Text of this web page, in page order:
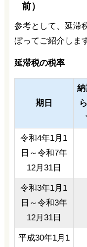
前）
参考として、延滞
ぼってご紹介しま
延滞税の税率
期日
令和4年1月1
日～令和7年
12月31日
令和3年1月1
日～令和3年
12月31日
平成30年1月1